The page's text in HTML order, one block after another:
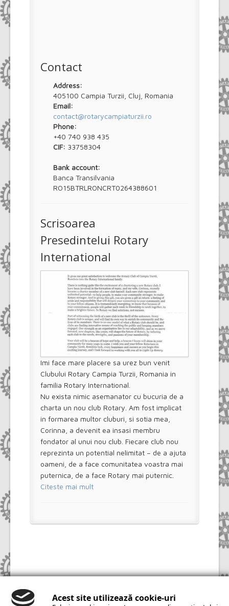
Contact
Address:
405100 Campia Turzii, Cluj, Romania
Email:
contact@rotarycampiaturzii.ro
Phone:
+40 740 938 435
CIF: 33758304
Bank account:
Banca Transilvania
RO15BTRLRONCRT0264388601
Scrisoarea
Presedintelui Rotary
International
Imi face mare placere sa urez bun venit
Clubului Rotary Campia Turzii, Romania in
familia Rotary International.
Nu exista nimic asemanator cu bucuria de a
charta un nou club Rotary. Am fost implicat
in formarea multor cluburi, si sotia mea,
Corinna, a devenit ea insasi membru
fondator al unui nou club. Fiecare club nou
reprezinta un potential nelimitat – de a ajuta
oameni, de a face comunitatea voastra mai
puternica, de a face Rotary mai puternic.
Citeste mai mult
Reserved. | Realizat dePMAINFO|Modificare
Acest site utilizează cookie-uri